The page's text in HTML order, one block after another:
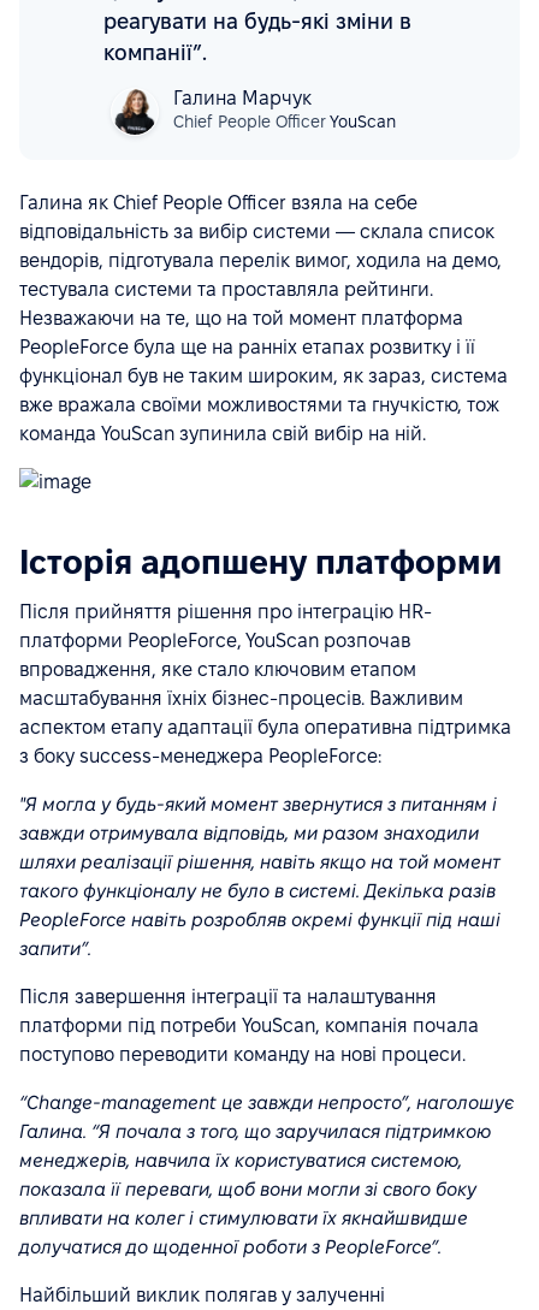
реагувати на будь-які зміни в
компанії”.
Галина Марчук
Chief People OfficerYouScan
Галина як Chief People Officer взяла на себе
відповідальність за вибір системи — склала список
вендорів, підготувала перелік вимог, ходила на демо,
тестувала системи та проставляла рейтинги.
Незважаючи на те, що на той момент платформа
PeopleForce була ще на ранніх етапах розвитку і її
функціонал був не таким широким, як зараз, система
вже вражала своїми можливостями та гнучкістю, тож
команда YouScan зупинила свій вибір на ній.
Історія адопшену платформи
Після прийняття рішення про інтеграцію HR-
платформи PeopleForce, YouScan розпочав
впровадження, яке стало ключовим етапом
масштабування їхніх бізнес-процесів. Важливим
аспектом етапу адаптації була оперативна підтримка
з боку success-менеджера PeopleForce:
"Я могла у будь-який момент звернутися з питанням і
завжди отримувала відповідь, ми разом знаходили
шляхи реалізації рішення, навіть якщо на той момент
такого функціоналу не було в системі. Декілька разів
PeopleForce навіть розробляв окремі функції під наші
запити”.
Після завершення інтеграції та налаштування
платформи під потреби YouScan, компанія почала
поступово переводити команду на нові процеси.
“Change-management це завжди непросто”, наголошує
Галина. “Я почала з того, що заручилася підтримкою
менеджерів, навчила їх користуватися системою,
показала її переваги, щоб вони могли зі свого боку
впливати на колег і стимулювати їх якнайшвидше
долучатися до щоденної роботи з PeopleForce”.
Найбільший виклик полягав у залученні